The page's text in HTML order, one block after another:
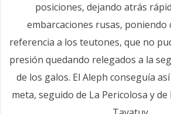
posiciones, dejando atrás
embarcaciones rusas, poniendo
referencia a los teutones, que no
presión quedando relegados a la
de los galos. El Aleph conseguía
meta, seguido de La Pericolosa y